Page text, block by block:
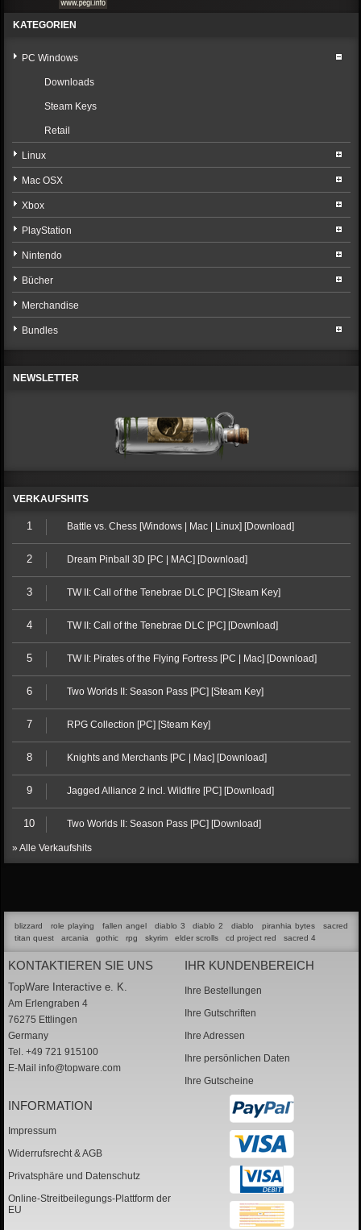
KATEGORIEN
PC Windows
Downloads
Steam Keys
Retail
Linux
Mac OSX
Xbox
PlayStation
Nintendo
Bücher
Merchandise
Bundles
NEWSLETTER
VERKAUFSHITS
1 Battle vs. Chess [Windows | Mac | Linux] [Download]
2 Dream Pinball 3D [PC | MAC] [Download]
3 TW II: Call of the Tenebrae DLC [PC] [Steam Key]
4 TW II: Call of the Tenebrae DLC [PC] [Download]
5 TW II: Pirates of the Flying Fortress [PC | Mac] [Download]
6 Two Worlds II: Season Pass [PC] [Steam Key]
7 RPG Collection [PC] [Steam Key]
8 Knights and Merchants [PC | Mac] [Download]
9 Jagged Alliance 2 incl. Wildfire [PC] [Download]
10 Two Worlds II: Season Pass [PC] [Download]
» Alle Verkaufshits
blizzard role playing fallen angel diablo 3 diablo 2 diablo piranhia bytes
sacred
titan quest
arcania gothic rpg skyrim elder scrolls cd project red sacred 4
KONTAKTIEREN SIE UNS
TopWare Interactive e. K.
Am Erlengraben 4
76275 Ettlingen
Germany
Tel. +49 721 915100
E-Mail info@topware.com
IHR KUNDENBEREICH
Ihre Bestellungen
Ihre Gutschriften
Ihre Adressen
Ihre persönlichen Daten
Ihre Gutscheine
INFORMATION
Impressum
Widerrufsrecht & AGB
Privatsphäre und Datenschutz
Online-Streitbeilegungs-Plattform der
EU